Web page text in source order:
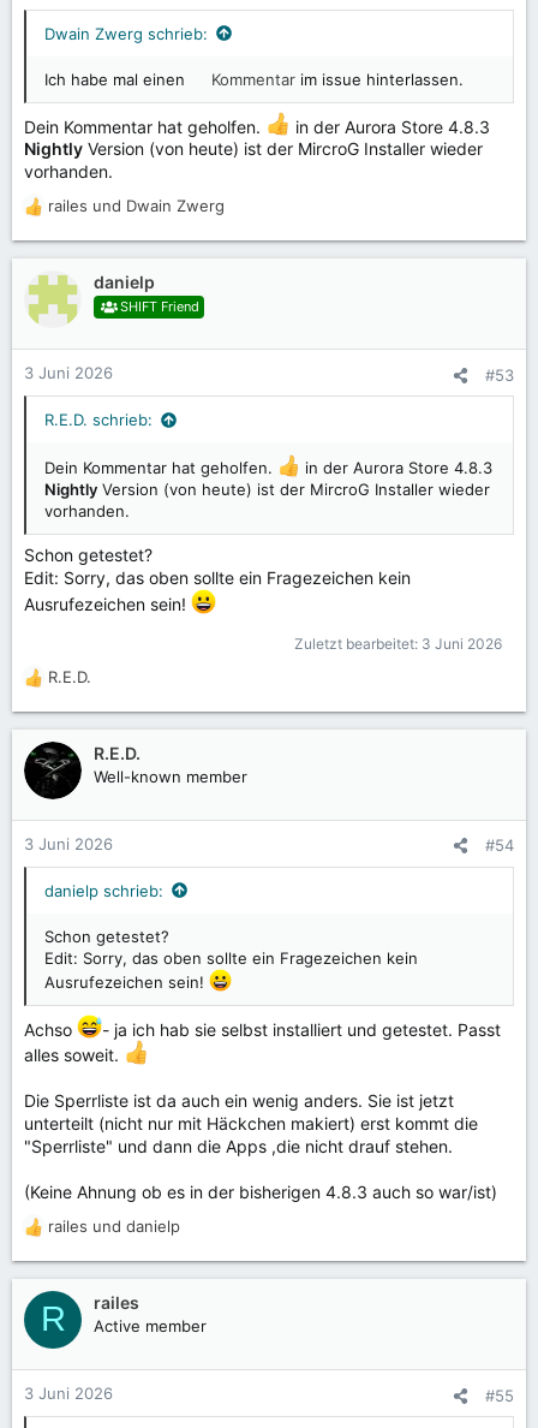
Dwain Zwerg schrieb:
Ich habe mal einen Kommentar im issue hinterlassen.
Dein Kommentar hat geholfen.
in der Aurora Store 4.8.3
Nightly Version (von heute) ist der MircroG Installer wieder
vorhanden.
R
e
a
o
n
railes und Dwain Zwerg
danielp
SHIFT Friend
3 Juni 2026 #53
R.E.D. schrieb:
Dein Kommentar hat geholfen.
in der Aurora Store 4.8.3
Nightly Version (von heute) ist der MircroG Installer wieder
vorhanden.
Schon getestet?
Edit: Sorry, das oben sollte ein Fragezeichen kein
Ausrufezeichen sein!
Zuletzt bearbeitet: 3 Juni 2026
R
e
a
k
t
o
n
R.E.D.
R.E.D.
Well-known member
3 Juni 2026 #54
danielp schrieb:
Schon getestet?
Edit: Sorry, das oben sollte ein Fragezeichen kein
Ausrufezeichen sein!
Achso
- ja ich hab sie selbst installiert und getestet. Passt
alles soweit.
Die Sperrliste ist da auch ein wenig anders. Sie ist jetzt
unterteilt (nicht nur mit Häckchen makiert) erst kommt die
"Sperrliste" und dann die Apps ,die nicht drauf stehen.
(Keine Ahnung ob es in der bisherigen 4.8.3 auch so war/ist)
R
e
a
k
t
o
n
railes und danielp
R railes
Active member
3 Juni 2026 #55